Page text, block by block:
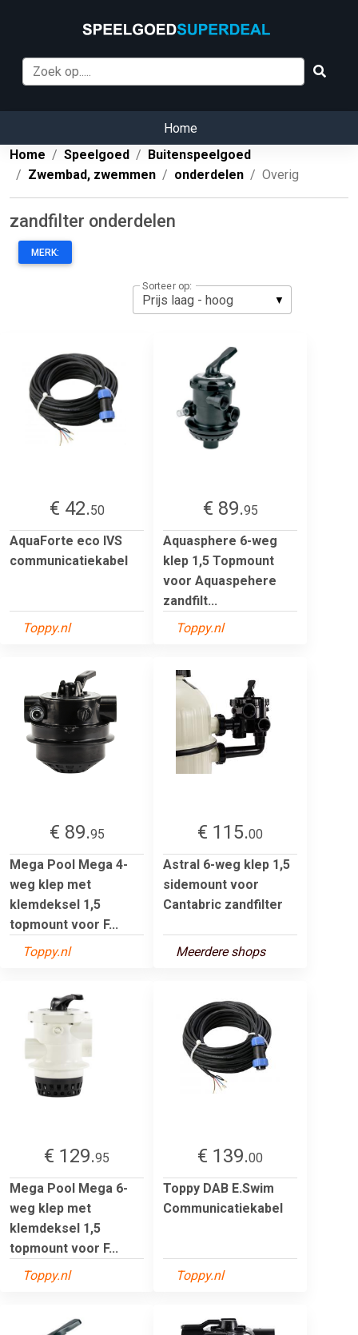
Home
Home
Speelgoed
Buitenspeelgoed
Zwembad, zwemmen
onderdelen Overig
zandfilter onderdelen
MERK:
Sorteer op:
€ 42.50
AquaForte eco IVS
communicatiekabel
Toppy.nl
€ 89.95
Aquasphere 6-weg
klep 1,5 Topmount
voor Aquaspehere
zandfilt...
Toppy.nl
€ 89.95
Mega Pool Mega 4-
weg klep met
klemdeksel 1,5
topmount voor F...
Toppy.nl
€ 115.00
Astral 6-weg klep 1,5
sidemount voor
Cantabric zandfilter
Meerdere shops
€ 129.95
Mega Pool Mega 6-
weg klep met
klemdeksel 1,5
topmount voor F...
Toppy.nl
€ 139.00
Toppy DAB E.Swim
Communicatiekabel
Toppy.nl